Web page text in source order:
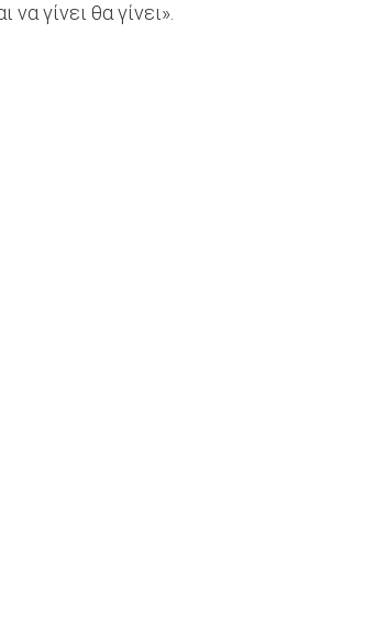
γίνει θα γίνει».